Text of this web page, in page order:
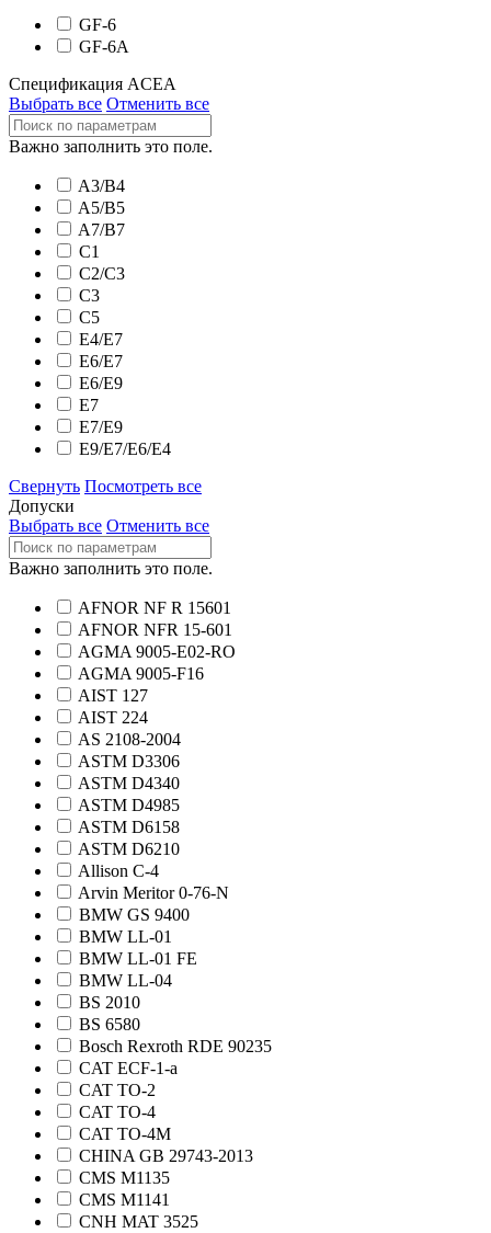
GF-6
GF-6A
Спецификация ACEA
Выбрать все Отменить все
Важно заполнить это поле.
A3/B4
A5/B5
A7/B7
C1
C2/C3
C3
C5
E4/E7
E6/E7
E6/E9
E7
E7/E9
E9/E7/E6/E4
Свернуть Посмотреть все
Допуски
Выбрать все Отменить все
Важно заполнить это поле.
AFNOR NF R 15601
AFNOR NFR 15-601
AGMA 9005-E02-RO
AGMA 9005-F16
AIST 127
AIST 224
AS 2108-2004
ASTM D3306
ASTM D4340
ASTM D4985
ASTM D6158
ASTM D6210
Allison C-4
Arvin Meritor 0-76-N
BMW GS 9400
BMW LL-01
BMW LL-01 FE
BMW LL-04
BS 2010
BS 6580
Bosch Rexroth RDE 90235
CAT ECF-1-а
CAT TO-2
CAT TO-4
CAT TO-4M
CHINA GB 29743-2013
CMS M1135
CMS M1141
CNH MAT 3525